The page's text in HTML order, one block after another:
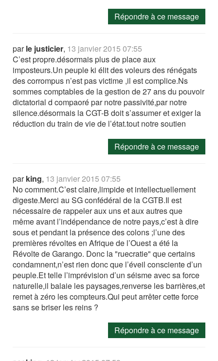
Répondre à ce message
parle justicier, 13 janvier 2015 07:55
C’est propre.désormais plus de place aux
imposteurs.Un peuple ki élit des voleurs des rénégats
des corrompus n’est pas victime ,il est complice.Ns
sommes comptables de la gestion de 27 ans du pouvoir
dictatorial d compaoré par notre passivité,par notre
silence.désormais la CGT-B doit s’assumer et exiger la
réduction du train de vie de l’état.tout notre soutien
Répondre à ce message
parking, 13 janvier 2015 07:55
No comment.C’est claire,limpide et intellectuellement
digeste.Merci au SG confédéral de la CGTB.Il est
nécessaire de rappeler aux uns et aux autres que
même avant l’indépendance de notre pays,c’est à dire
sous et pendant la présence des colons ;l’une des
premières révoltes en Afrique de l’Ouest a été la
Révolte de Garango. Donc la "ruecratie" que certains
condamnent,n’est rien donc que l’éveil consciente d’un
peuple.Et telle l’imprévision d’un séisme avec sa force
naturelle,il balaie les paysages,renverse les barrières,et
remet à zéro les compteurs.Qui peut arrêter cette force
sans se briser les reins ?
Répondre à ce message